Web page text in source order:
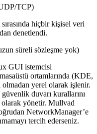
TCP)
hiçbir kişisel veri
denetlendi.
süreli sözleşme yok)
GUI istemcisi
ortamlarında (KDE,
yerel olarak işlenir.
duvarı kurallarını
olarak yönetir. Mullvad
NetworkManager’e
tercih ederseniz.